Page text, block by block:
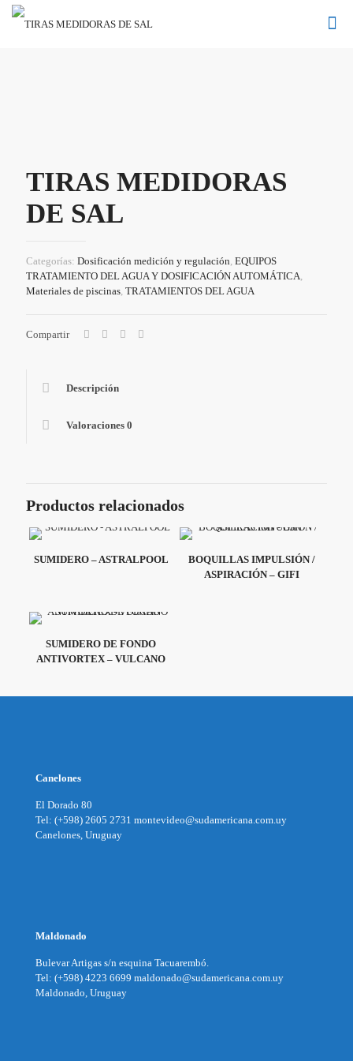
TIRAS MEDIDORAS
DE SAL
Categorías: Dosificación medición y regulación, EQUIPOS
TRATAMIENTO DEL AGUA Y DOSIFICACIÓN AUTOMÁTICA,
Materiales de piscinas, TRATAMIENTOS DEL AGUA
Compartir
Descripción
Valoraciones 0
Productos relacionados
SUMIDERO – ASTRALPOOL
BOQUILLAS IMPULSIÓN /
ASPIRACIÓN – GIFI
SUMIDERO DE FONDO
ANTIVORTEX – VULCANO
Canelones
El Dorado 80
Tel: (+598) 2605 2731 montevideo@sudamericana.com.uy
Canelones, Uruguay
Maldonado
Bulevar Artigas s/n esquina Tacuarembó.
Tel: (+598) 4223 6699 maldonado@sudamericana.com.uy
Maldonado, Uruguay